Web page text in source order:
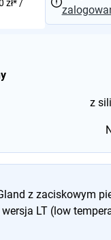
z
zł* /
z zaciskowym
LT (low